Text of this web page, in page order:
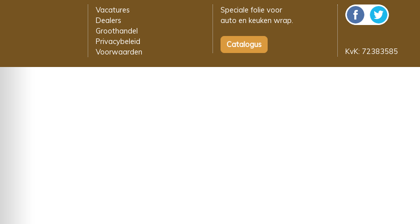
Vacatures
Dealers
Groothandel
Privacybeleid
Voorwaarden
Speciale folie voor
auto en keuken wrap.
KvK: 72383585